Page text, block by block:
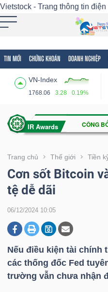
Vietstock - Trang thông tin
TIN MỚI CHỨNG KHOÁN DOANH NGHIỆP
VN-Index
1768.06 3.28 0.19%
Trang chủ Thế giới Tiền
Cơn sốt Bitcoin
tệ dễ dãi
06/12/2024 10:05
Nếu điều kiện tài
các thống đốc Fed
trường vẫn chưa nhận
Tất cả Tính năng
Tính
(-)
VIETSTOCK
CHỨNG
DOANH
NGHIỆP